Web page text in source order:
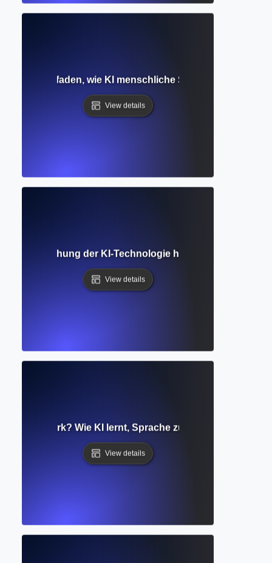
Leitfaden, wie KI menschliche Sprache versteht
View details
Erforschung der KI-Technologie hinter ChatGPT und
View details
Netzwerk? Wie KI lernt, Sprache zu verstehen und zu
View details